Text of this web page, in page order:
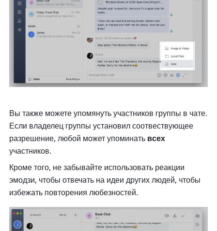
Вы также можете упомянуть участников группы в чате.
Если владелец группы установил соотвествующее
разрешение, любой может упоминать
участников.
Кроме того, не забывайте использовать реакции
эмодзи, чтобы отвечать на идеи других людей, чтобы
избежать повторения любезностей.